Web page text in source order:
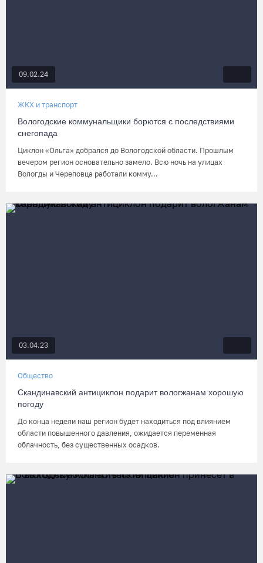
09.02.24
ЖКХ и транспорт
Вологодские коммунальщики борются с последствиями
снегопада
Циклон «Ольга» добрался до Вологодской области. Прошлым
вечером регион основательно замело. Всю ночь на улицах
Вологды и Череповца работали комму...
03.04.23
Общество
Скандинавский антициклон подарит вологжанам хорошую
погоду
До конца недели наш регион будет находиться под влиянием
области повышенного давления, ожидается переменная
облачность, без существенных осадков.